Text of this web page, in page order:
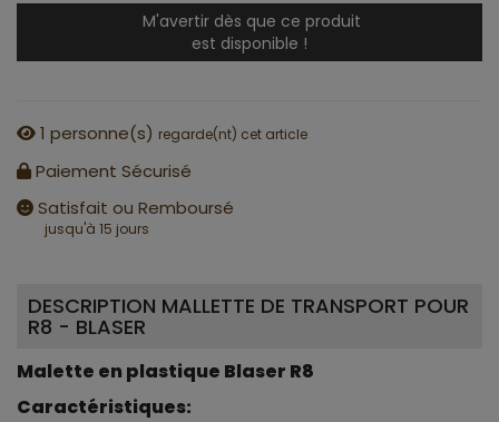
M'avertir dès que ce produit
est disponible !
1 personne(s) regarde(nt) cet article
Paiement Sécurisé
Satisfait ou Remboursé
jusqu'à 15 jours
DESCRIPTION MALLETTE DE TRANSPORT POUR
R8 - BLASER
Malette en plastique Blaser R8
Caractéristiques: